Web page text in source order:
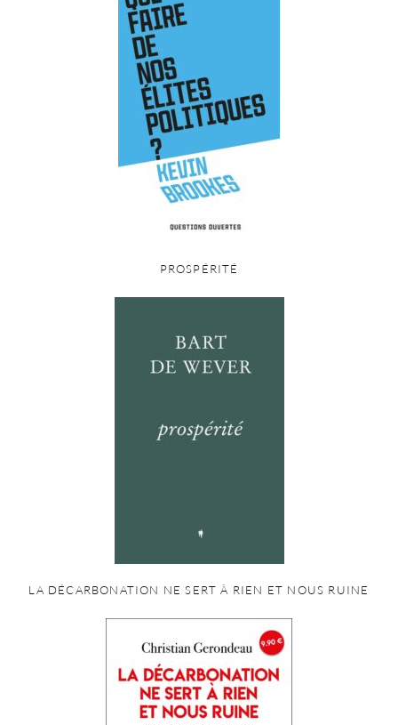
PROSPÉRITÉ
LA DÉCARBONATION NE SERT À RIEN ET NOUS RUINE